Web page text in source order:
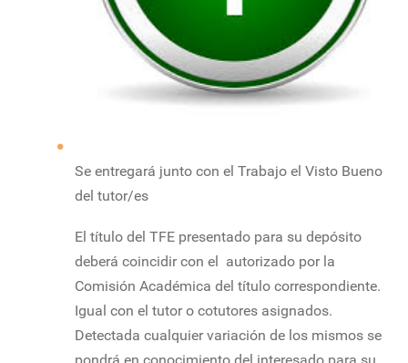
Se entregará junto con el Trabajo el Visto Bueno
del tutor/es
El título del TFE presentado para su depósito
deberá coincidir con el autorizado por la
Comisión Académica del título correspondiente.
Igual con el tutor o cotutores asignados.
Detectada cualquier variación de los mismos se